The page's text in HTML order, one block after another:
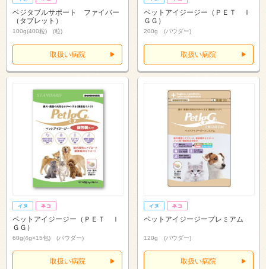
ベジタブルサポート ファイバー
（タブレット）
100g(400粒) (粒)
取扱い病院
ペットアイジージー（ＰＥＴ Ｉ
ＧＧ）
200g (パウダー)
取扱い病院
ペットアイジージー（ＰＥＴ Ｉ
ＧＧ）
60g(4g×15包) (パウダー)
取扱い病院
ペットアイジージープレミアム
120g (パウダー)
取扱い病院